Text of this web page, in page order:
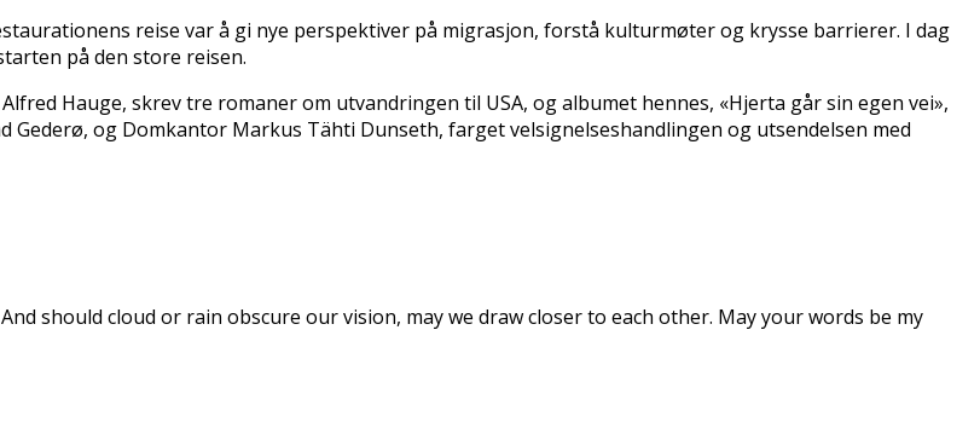
reise var å gi nye perspektiver på migrasjon, forstå kulturmøter og krysse barrierer. I dag
på den store reisen.
Hauge, skrev tre romaner om utvandringen til USA, og albumet hennes, «Hjerta går sin egen vei»,
og Domkantor Markus Tähti Dunseth, farget velsignelseshandlingen og utsendelsen med
should cloud or rain obscure our vision, may we draw closer to each other. May your words be my